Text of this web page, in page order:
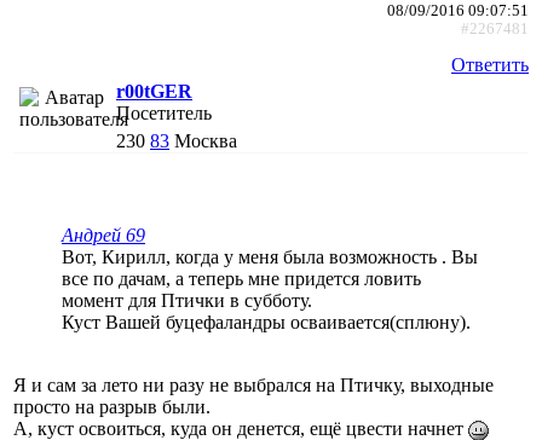
08/09/2016 09:07:51
#2267481
Ответить
r00tGER
Посетитель
230 83 Москва
Андрей 69
Вот, Кирилл, когда у меня была возможность . Вы
все по дачам, а теперь мне придется ловить
момент для Птички в субботу.
Куст Вашей буцефаландры осваивается(сплюну).
Я и сам за лето ни разу не выбрался на Птичку, выходные
просто на разрыв были.
А, куст освоиться, куда он денется, ещё цвести начнет